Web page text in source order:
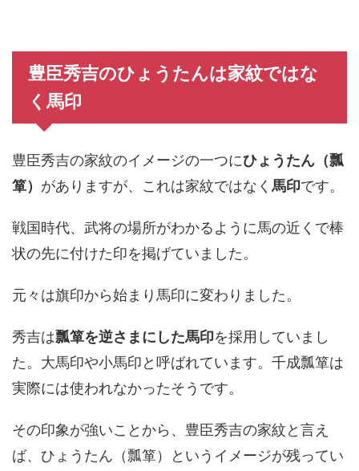
豊臣秀吉のひょうたんは家紋ではな
く馬印
豊臣秀吉の家紋のイメージの一つにひょうたん（瓢
箪） がありますが、これは家紋ではなく 馬印です。
戦国時代、武将の場所がわかるように馬の近くで棒
状の先に付けた印を掲げていました。
元々は旗印から始まり馬印に変わりました。
秀吉は瓢箪を逆さまにした馬印を採用していまし
た。大馬印や小馬印と呼ばれています。千成瓢箪は
実際には使われなかったそうです。
その印象が強いことから、豊臣秀吉の家紋と言え
ば、ひょうたん（瓢箪）というイメージが残ってい